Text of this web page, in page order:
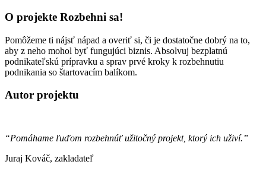
O projekte Rozbehni sa!
Pomôžeme ti nájsť nápad a overiť si, či je dostatočne dobrý na to,
aby z neho mohol byť fungujúci biznis. Absolvuj bezplatnú
podnikateľskú prípravku a sprav prvé kroky k rozbehnutiu
podnikania so štartovacím balíkom.
Autor projektu
“Pomáhame ľuďom rozbehnúť užitočný projekt, ktorý ich uživí.”
Juraj Kováč, zakladateľ